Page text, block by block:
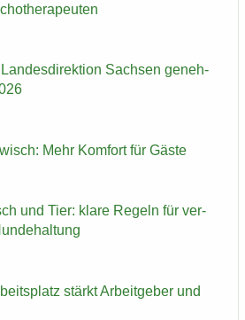
Sach­sen ge­neh­
Mehr Kom­fort für Gäste
und Tier: klare Re­geln für ver­
stärkt Ar­beit­ge­ber und